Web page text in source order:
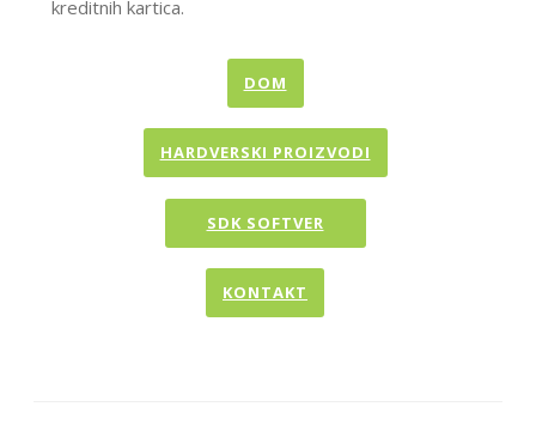
kreditnih kartica.
DOM
HARDVERSKI PROIZVODI
SDK SOFTVER
KONTAKT